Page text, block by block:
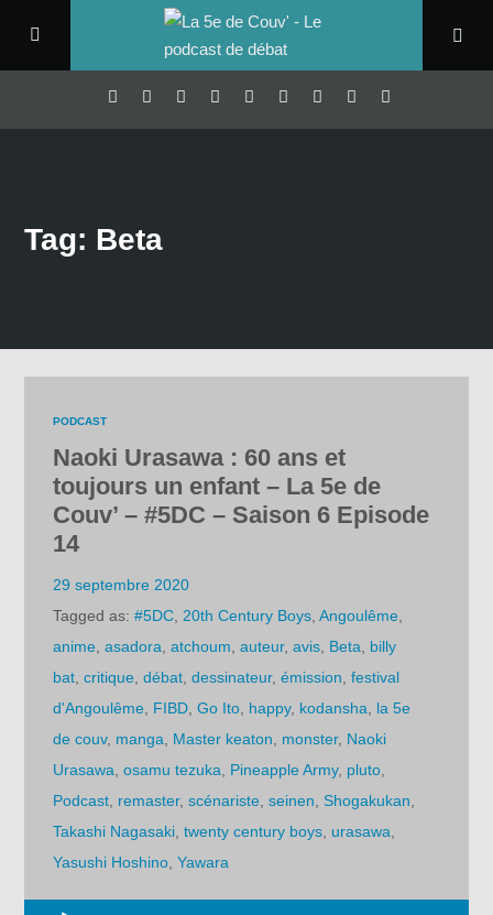
Tag: Beta
PODCAST
Naoki Urasawa : 60 ans et
toujours un enfant – La 5e de
Couv’ – #5DC – Saison 6 Episode
14
29 septembre 2020
Tagged as:#5DC 20th Century Boys ,Angoulême
anime ,asadora ,atchoum ,auteur,avis Beta
billy
bat ,critique ,débat ,dessinateur,émission ,festival
d'Angoulême FIBD ,Go Ito happy, kodansha
la 5e
de couv, manga Master keaton monster, Naoki
Urasawa ,osamu tezuka Pineapple Army, pluto
Podcast remaster,scénariste ,seinen ,Shogakukan
Takashi Nagasaki ,twenty century boys urasawa
Yasushi Hoshino ,Yawara